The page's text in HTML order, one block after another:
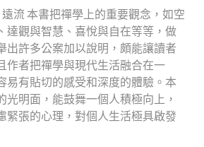
流 本書把禪學上的重要觀念，如空
達觀與智慧、喜悅與自在等等，做
出許多公案加以說明，頗能讓讀者
作者把禪學與現代生活融合在一
易有貼切的感受和深度的體驗。本
光明面，能鼓舞一個人積極向上，
緊張的心理，對個人生活極具啟發